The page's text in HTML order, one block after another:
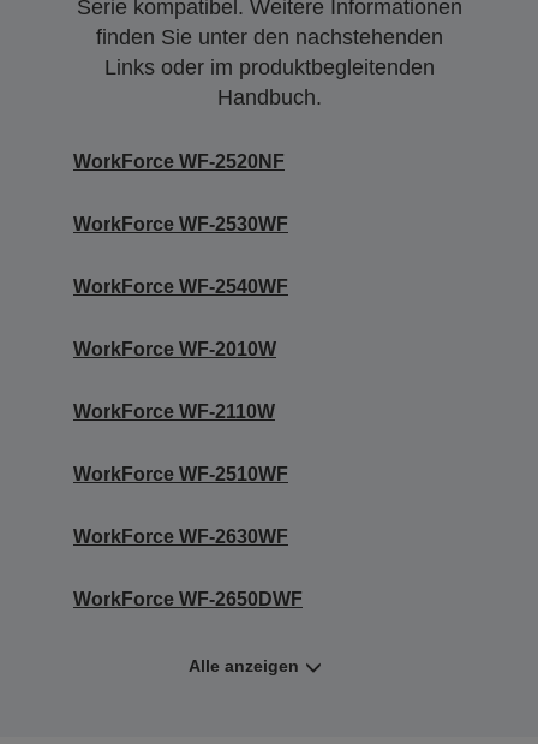
Serie kompatibel. Weitere Informationen
finden Sie unter den nachstehenden
Links oder im produktbegleitenden
Handbuch.
WorkForce WF-2520NF
WorkForce WF-2530WF
WorkForce WF-2540WF
WorkForce WF-2010W
WorkForce WF-2110W
WorkForce WF-2510WF
WorkForce WF-2630WF
WorkForce WF-2650DWF
Alle anzeigen